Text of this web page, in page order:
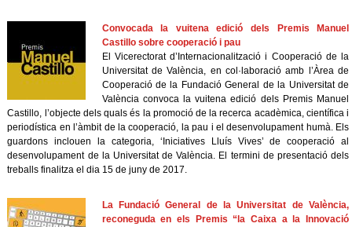
Convocada la vuitena edició dels Premis Manuel
Castillo sobre cooperació i pau
El Vicerectorat d’Internacionalització i Cooperació de la
Universitat de València, en col·laboració amb l’Àrea de
Cooperació de la Fundació General de la Universitat de
València convoca la vuitena edició dels Premis Manuel
Castillo, l’objecte dels quals és la promoció de la recerca acadèmica, científica i
periodística en l’àmbit de la cooperació, la pau i el desenvolupament humà. Els
guardons inclouen la categoria, ‘Iniciatives Lluís Vives’ de cooperació al
desenvolupament de la Universitat de València. El termini de presentació dels
treballs finalitza el dia 15 de juny de 2017.
La Fundació General de la Universitat de València,
reconeguda en els Premis “la Caixa a la Innovació